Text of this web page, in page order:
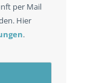
per Mail
Hier
.